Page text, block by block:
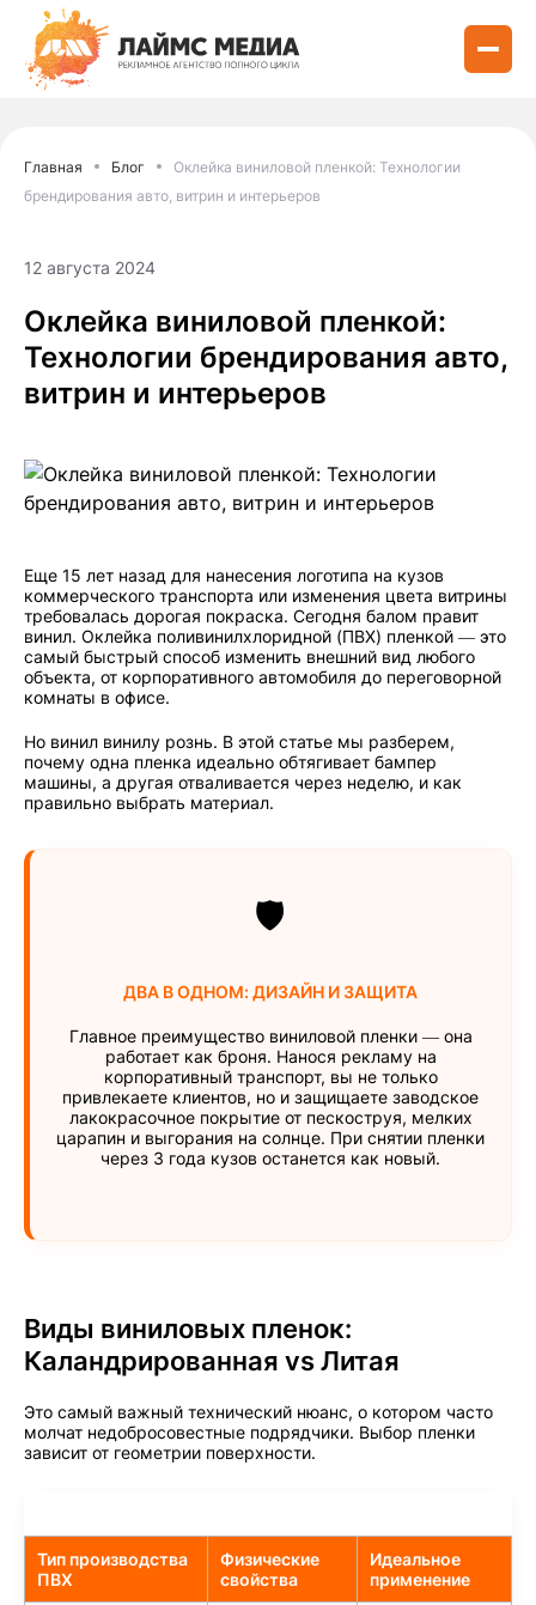
Главная Блог
Оклейка виниловой пленкой: Технологии
брендирования авто, витрин и интерьеров
12 августа 2024
Оклейка виниловой пленкой:
Технологии брендирования авто,
витрин и интерьеров
Еще 15 лет назад для нанесения логотипа на кузов
коммерческого транспорта или изменения цвета витрины
требовалась дорогая покраска. Сегодня балом правит
винил. Оклейка поливинилхлоридной (ПВХ) пленкой — это
самый быстрый способ изменить внешний вид любого
объекта, от корпоративного автомобиля до переговорной
комнаты в офисе.
Но винил винилу рознь. В этой статье мы разберем,
почему одна пленка идеально обтягивает бампер
машины, а другая отваливается через неделю, и как
правильно выбрать материал.
🛡️
ДВА В ОДНОМ: ДИЗАЙН И ЗАЩИТА
Главное преимущество виниловой пленки — она
работает как броня. Нанося рекламу на
корпоративный транспорт, вы не только
привлекаете клиентов, но и защищаете заводское
лакокрасочное покрытие от пескоструя, мелких
царапин и выгорания на солнце. При снятии пленки
через 3 года кузов останется как новый.
Виды виниловых пленок:
Каландрированная vs Литая
Это самый важный технический нюанс, о котором часто
молчат недобросовестные подрядчики. Выбор пленки
зависит от геометрии поверхности.
Тип производства
ПВХ
Физические
свойства
Идеальное
применение